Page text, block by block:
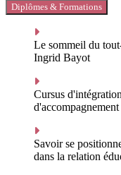
Diplômes & Formations
Le sommeil du
Ingrid Bayot
Cursus
Savoir se
dans la relation